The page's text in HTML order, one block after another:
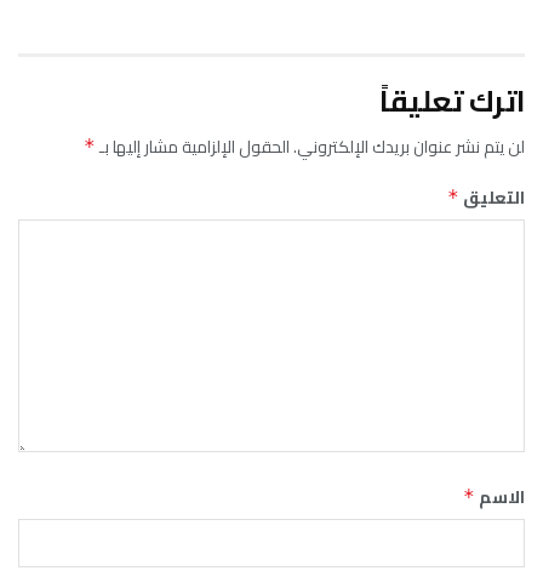
اترك تعليقاً
لن يتم نشر عنوان بريدك الإلكتروني.الحقول الإلزامية مشار إليها بـ*
التعليق *
الاسم *